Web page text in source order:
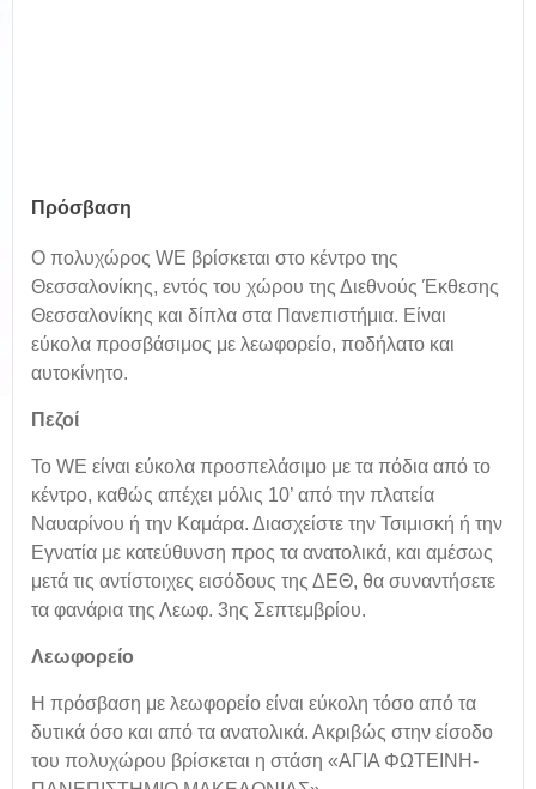
Πρόσβαση
O πολυχώρος WE βρίσκεται στο κέντρο της
Θεσσαλονίκης, εντός του χώρου της Διεθνούς Έκθεσης
Θεσσαλονίκης και δίπλα στα Πανεπιστήμια. Είναι
εύκολα προσβάσιμος με λεωφορείο, ποδήλατο και
αυτοκίνητο.
Πεζοί
Το WE είναι εύκολα προσπελάσιμο με τα πόδια από το
κέντρο, καθώς απέχει μόλις 10’ από την πλατεία
Ναυαρίνου ή την Καμάρα. Διασχείστε την Τσιμισκή ή την
Εγνατία με κατεύθυνση προς τα ανατολικά, και αμέσως
μετά τις αντίστοιχες εισόδους της ΔΕΘ, θα συναντήσετε
τα φανάρια της Λεωφ. 3ης Σεπτεμβρίου.
Λεωφορείο
Η πρόσβαση με λεωφορείο είναι εύκολη τόσο από τα
δυτικά όσο και από τα ανατολικά. Ακριβώς στην είσοδο
του πολυχώρου βρίσκεται η στάση «ΑΓΙΑ ΦΩΤΕΙΝΗ-